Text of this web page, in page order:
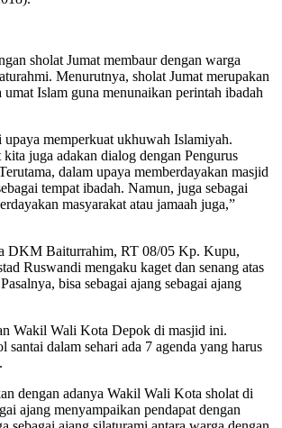
sholat Jumat membaur dengan warga
Menurutnya, sholat Jumat merupakan
Islam guna menunaikan perintah ibadah
memperkuat ukhuwah Islamiyah.
kita juga adakan dialog dengan Pengurus
dalam upaya memberdayakan masjid
tempat ibadah. Namun, juga sebagai
masyarakat atau jamaah juga,”
DKM Baiturrahim, RT 08/05 Kp. Kupu,
Ruswandi mengaku kaget dan senang atas
bisa sebagai ajang sebagai ajang
Wakil Wali Kota Depok di masjid ini.
santai dalam sehari ada 7 agenda yang harus
dengan adanya Wakil Wali Kota sholat di
ajang menyampaikan pendapat dengan